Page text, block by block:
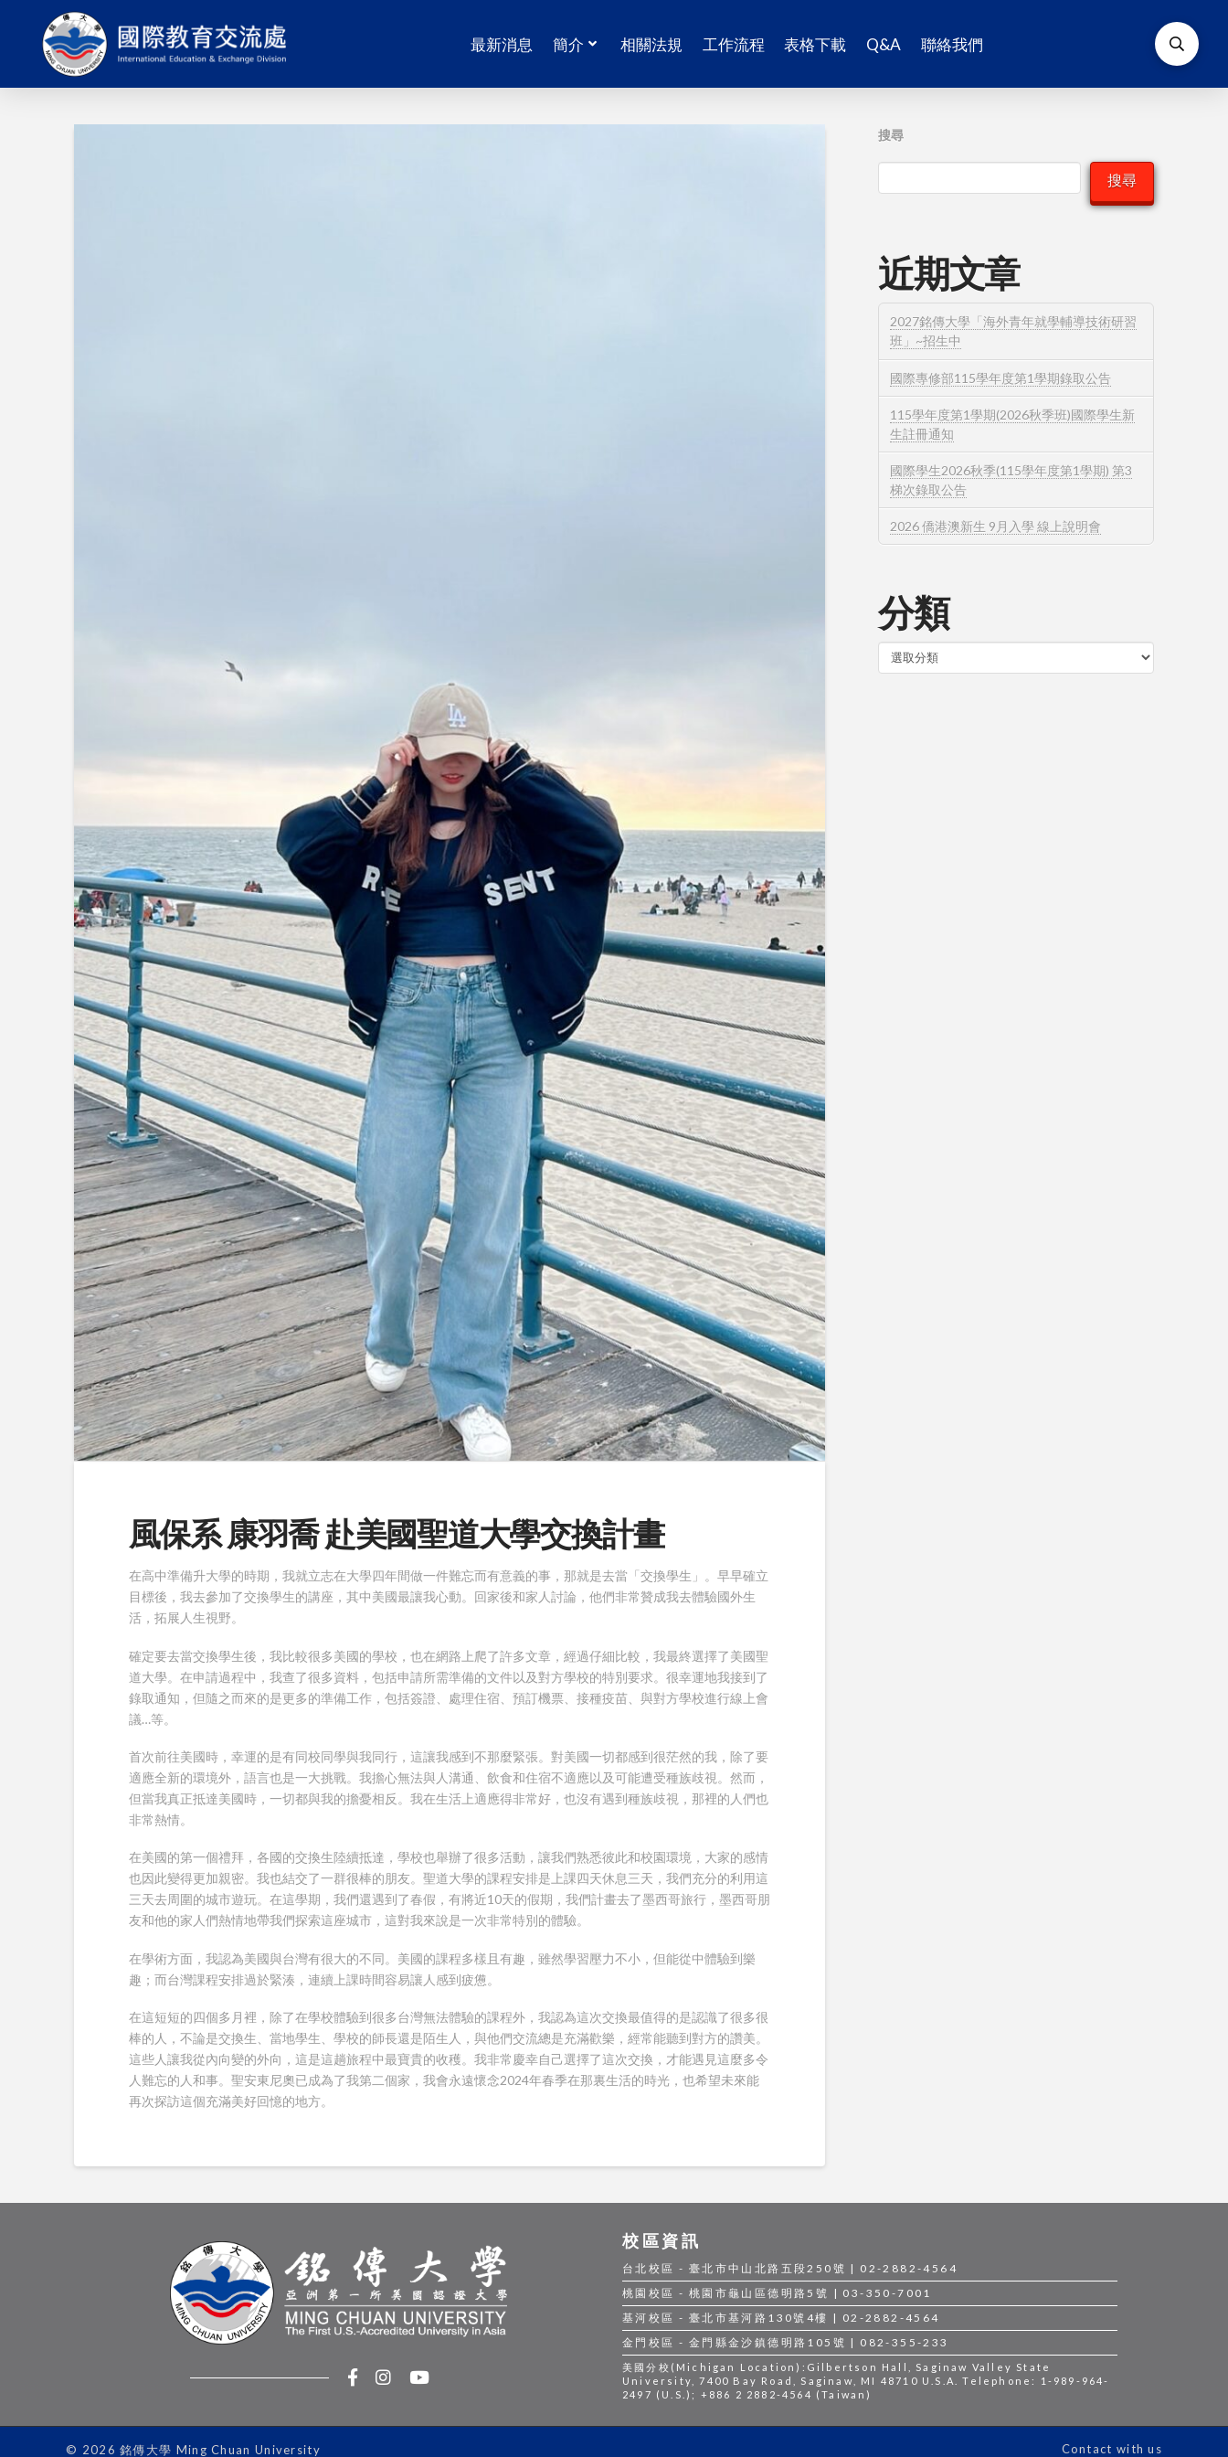
最新消息 簡介 相關法規 工作流程 表格下載 Q&A 聯絡我們
風保系 康羽喬 赴美國聖道大學交換計畫
在高中準備升大學的時期，我就立志在大學四年間做一件難忘而有意義的事，那就是去當「交換學生」。早早確立
目標後，我去參加了交換學生的講座，其中美國最讓我心動。回家後和家人討論，他們非常贊成我去體驗國外生
活，拓展人生視野。
確定要去當交換學生後，我比較很多美國的學校，也在網路上爬了許多文章，經過仔細比較，我最終選擇了美國聖
道大學。在申請過程中，我查了很多資料，包括申請所需準備的文件以及對方學校的特別要求。很幸運地我接到了
錄取通知，但隨之而來的是更多的準備工作，包括簽證、處理住宿、預訂機票、接種疫苗、與對方學校進行線上會
議…等。
首次前往美國時，幸運的是有同校同學與我同行，這讓我感到不那麼緊張。對美國一切都感到很茫然的我，除了要
適應全新的環境外，語言也是一大挑戰。我擔心無法與人溝通、飲食和住宿不適應以及可能遭受種族歧視。然而，
但當我真正抵達美國時，一切都與我的擔憂相反。我在生活上適應得非常好，也沒有遇到種族歧視，那裡的人們也
非常熱情。
在美國的第一個禮拜，各國的交換生陸續抵達，學校也舉辦了很多活動，讓我們熟悉彼此和校園環境，大家的感情
也因此變得更加親密。我也結交了一群很棒的朋友。聖道大學的課程安排是上課四天休息三天，我們充分的利用這
三天去周圍的城市遊玩。在這學期，我們還遇到了春假，有將近10天的假期，我們計畫去了墨西哥旅行，墨西哥朋
友和他的家人們熱情地帶我們探索這座城市，這對我來說是一次非常特別的體驗。
在學術方面，我認為美國與台灣有很大的不同。美國的課程多樣且有趣，雖然學習壓力不小，但能從中體驗到樂
趣；而台灣課程安排過於緊湊，連續上課時間容易讓人感到疲憊。
在這短短的四個多月裡，除了在學校體驗到很多台灣無法體驗的課程外，我認為這次交換最值得的是認識了很多很
棒的人，不論是交換生、當地學生、學校的師長還是陌生人，與他們交流總是充滿歡樂，經常能聽到對方的讚美。
這些人讓我從內向變的外向，這是這趟旅程中最寶貴的收穫。我非常慶幸自己選擇了這次交換，才能遇見這麼多令
人難忘的人和事。聖安東尼奧已成為了我第二個家，我會永遠懷念2024年春季在那裏生活的時光，也希望未來能
再次探訪這個充滿美好回憶的地方。
搜尋
搜尋
近期文章
2027銘傳大學「海外青年就學輔導技術研習
班」~招生中
國際專修部115學年度第1學期錄取公告
115學年度第1學期(2026秋季班)國際學生新
生註冊通知
國際學生2026秋季(115學年度第1學期) 第3
梯次錄取公告
2026 僑港澳新生 9月入學 線上說明會
分類
類
校區資訊
台北校區 - 臺北市中山北路五段250號 | 02-2882-4564
桃園校區 - 桃園市龜山區德明路5號 | 03-350-7001
基河校區 - 臺北市基河路130號4樓 | 02-2882-4564
金門校區 - 金門縣金沙鎮德明路105號 | 082-355-233
美國分校(Michigan Location):Gilbertson Hall, Saginaw Valley State
University, 7400 Bay Road, Saginaw, MI 48710 U.S.A. Telephone: 1-989-964-
2497 (U.S.); +886 2 2882-4564 (Taiwan)
© 2026 銘傳大學 Ming Chuan University Contact with us